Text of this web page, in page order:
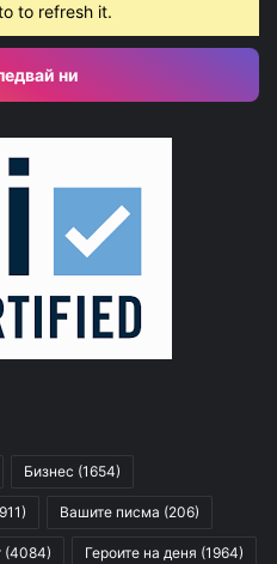
to refresh it.
ни
Бизнес (1654)
Вашите писма (206)
(4084) Героите на деня (1964)